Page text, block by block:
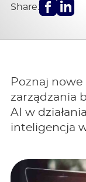
Share:
Poznaj
zarządzania
AI w
inteligencja